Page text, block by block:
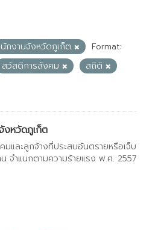
กงานจังหวัดภูเก็ต
Format:
สวัสดิการสังคม
สถิติ
งหวัดภูเก็ต
และลูกจ้างที่ประสบอันตรายหรือเจ็บ
จําแนกตามความร้ายแรง พ.ศ. 2557